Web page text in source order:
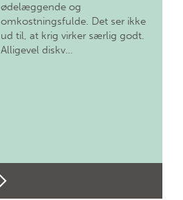
ødelæggende og
omkostningsfulde. Det ser ikke
ud til, at krig virker særlig godt.
Alligevel diskv…